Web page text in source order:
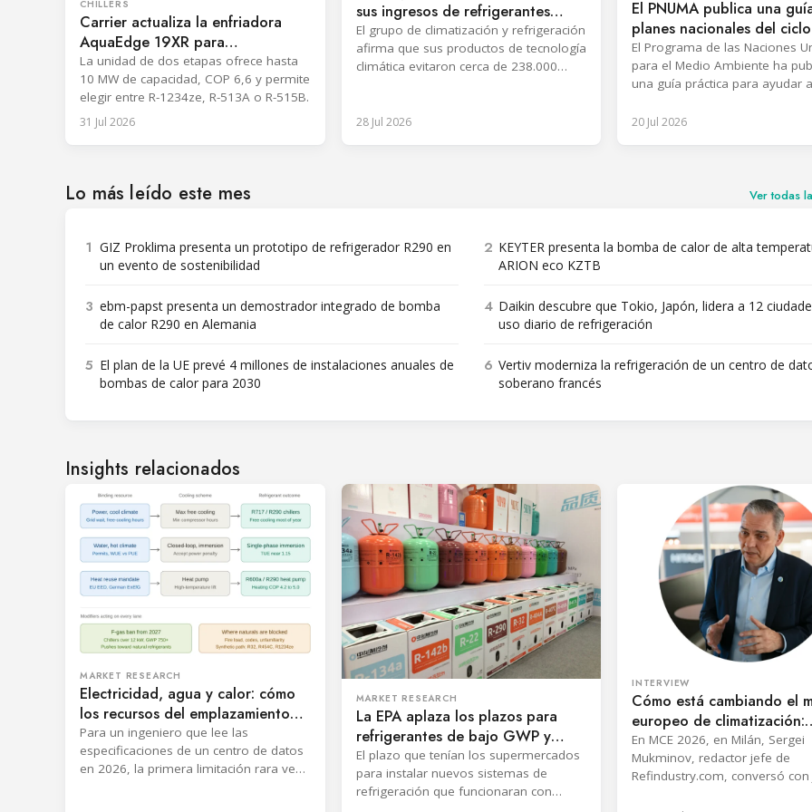
CHILLERS
Carrier actualiza la enfriadora
AquaEdge 19XR para
refrigerantes de bajo GWP
La unidad de dos etapas ofrece hasta
10 MW de capacidad, COP 6,6 y permite
elegir entre R-1234ze, R-513A o R-515B.
31 Jul 2026
sus ingresos de refrigerantes
naturales en 2028
El grupo de climatización y refrigeración
afirma que sus productos de tecnología
climática evitaron cerca de 238.000
28 Jul 2026
El PNUMA publica una
planes nacionales del
vida de los refrigerantes
El Programa de las Naciones
para el Medio Ambiente ha
una guía práctica para ayudar
inventarios de sustancias que
refrigerantes durante todo el
20 Jul 2026
Lo más leído este mes Ver todas
1 GIZ Proklima presenta un prototipo de refrigerador R290 en
un evento de sostenibilidad
2 KEYTER presenta la bomba de calor de alta
ARION eco KZTB
3 ebm-papst presenta un demostrador integrado de bomba
de calor R290 en Alemania
4 Daikin descubre que Tokio, Japón, lidera a 12
uso diario de refrigeración
5 El plan de la UE prevé 4 millones de instalaciones anuales de
bombas de calor para 2030
6 Vertiv moderniza la refrigeración de un centro de
soberano francés
Insights relacionados
MARKET RESEARCH
Electricidad, agua y calor: cómo
los recursos del emplazamiento
determinan el refrigerante en un
centro de datos
Para un ingeniero que lee las
especificaciones de un centro de datos
en 2026, la primera limitación rara vez
MARKET RESEARCH
La EPA aplaza los plazos para
refrigerantes de bajo GWP y
divide a la industria de
refrigeración de EE. UU.
El plazo que tenían los supermercados
para instalar nuevos sistemas de
refrigeración que funcionaran con
INTERVIEW
Cómo está cambiando el
europeo de climatización:
conversación con Jens von
de Johnson Controls
En MCE 2026, en Milán, Sergei
Mukminov, redactor jefe de
Refindustry.com, conversó con